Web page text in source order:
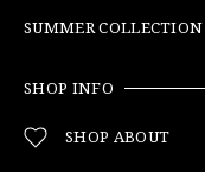
SUMMER COLLECTION
SHOP INFO
SHOP ABOUT